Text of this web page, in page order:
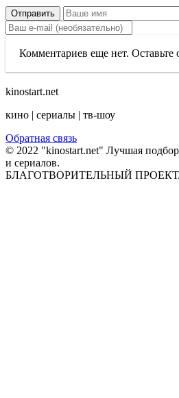
Отправить
Комментариев еще нет.
kinostart.net
кино | сериалы | тв-шоу
Обратная связь
© 2022 "kinostart.net" Лучшая
и сериалов.
БЛАГОТВОРИТЕЛЬНЫЙ ПРОЕКТ.